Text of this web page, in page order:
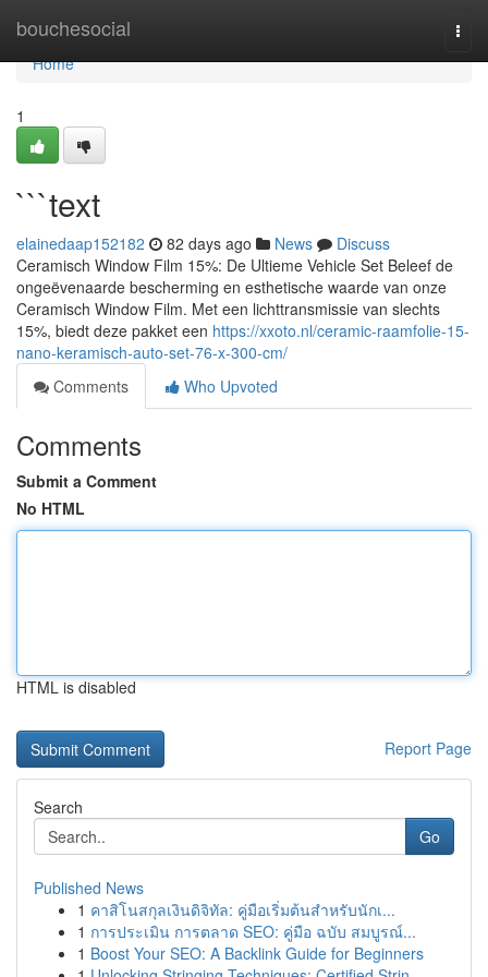
bouchesocial
Home
Home
1
```text
elainedaap152182 82 days ago News
Discuss
Ceramisch Window Film 15%: De Ultieme Vehicle Set Beleef de
ongeëvenaarde bescherming en esthetische waarde van onze
Ceramisch Window Film. Met een lichttransmissie van slechts
15%, biedt deze pakket een https://xxoto.nl/ceramic-raamfolie-15-
nano-keramisch-auto-set-76-x-300-cm/
Comments
Who Upvoted
Comments
Submit a Comment
No HTML
HTML is disabled
Report Page
Search
Go
Published News
1 คาสิโนสกุลเงินดิจิทัล: คู่มือเริ่มต้นสำหรับนักเ...
1 การประเมิน การตลาด SEO: คู่มือ ฉบับ สมบูรณ์...
1 Boost Your SEO: A Backlink Guide for Beginners